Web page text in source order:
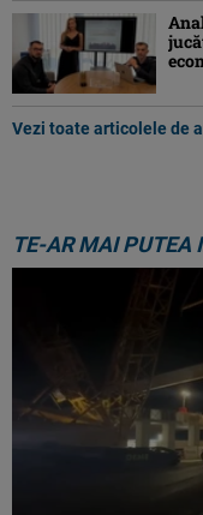
Vezi toate articolele de
TE-AR MAI PUTEA